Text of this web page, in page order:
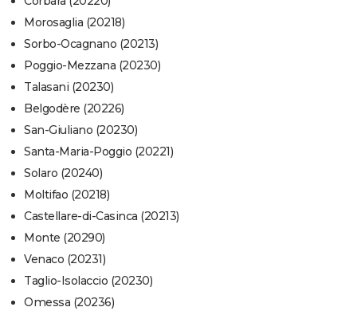
Morosaglia (20218)
Sorbo-Ocagnano (20213)
Poggio-Mezzana (20230)
Talasani (20230)
Belgodère (20226)
San-Giuliano (20230)
Santa-Maria-Poggio (20221)
Solaro (20240)
Moltifao (20218)
Castellare-di-Casinca (20213)
Monte (20290)
Venaco (20231)
Taglio-Isolaccio (20230)
Omessa (20236)